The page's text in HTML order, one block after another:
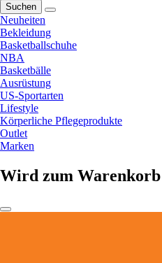
Suchen
Neuheiten
Bekleidung
Basketballschuhe
NBA
Basketbälle
Ausrüstung
US-Sportarten
Lifestyle
Körperliche Pflegeprodukte
Outlet
Marken
Wird zum